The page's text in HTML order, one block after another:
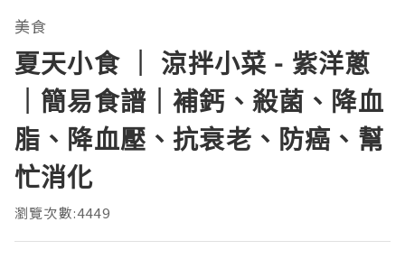
美食
夏天小食 ｜ 涼拌小菜 - 紫洋蔥
｜簡易食譜｜補鈣、殺菌、降血
脂、降血壓、抗衰老、防癌、幫
忙消化
瀏覽次數:4449